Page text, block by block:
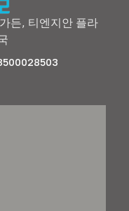
든, 티엔지안 플라